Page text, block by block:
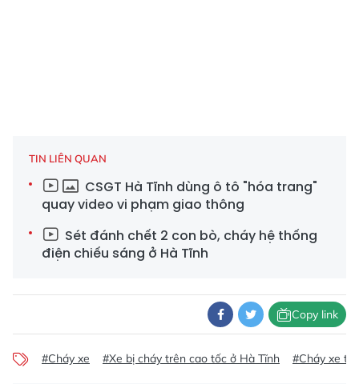
TIN LIÊN QUAN
CSGT Hà Tĩnh dùng ô tô "hóa trang"
quay video vi phạm giao thông
Sét đánh chết 2 con bò, cháy hệ thống
điện chiếu sáng ở Hà Tĩnh
Copy link
#Cháy xe #Xe bị cháy trên cao tốc ở Hà Tĩnh #Cháy xe